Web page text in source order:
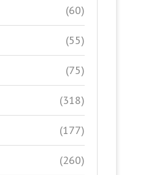
(60)
(55)
(75)
(318)
(177)
(260)